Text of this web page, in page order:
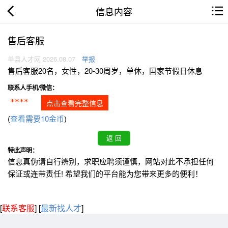
信息内容
售后客服
单县人才网 2026.08.07 举报
售后客服20名，女性，20-30周岁，单休，国家节假日休息
联系人手机/微信：
**** 点击查看完整信息
(查看需要10金币)
特此声明：
信息真伪请自行辨别，求职应聘须谨慎，网站对此不承担任何
保证或连带责任! 希望我们的平台能为您带来更多的便利！
[联系客服] [最新找人才]